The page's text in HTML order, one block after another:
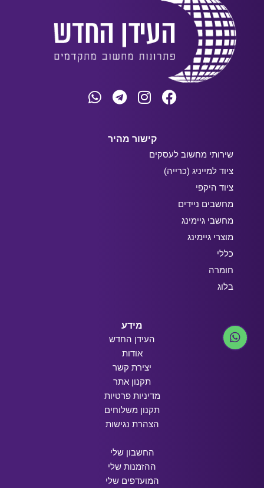
קישור מהיר
שירותי מחשוב לעסקים
ציוד למייניג (כרייה)
ציוד היקפי
מחשבים ניידים
מחשבי גיימינג
מוצרי גיימינג
כללי
חומרה
בלוג
מידע
העידן החדש
אודות
יצירת קשר
תקנון אתר
מדיניות פרטיות
תקנון משלוחים
הצהרת נגישות
החשבון שלי
ההזמנות שלי
המועדפים שלי